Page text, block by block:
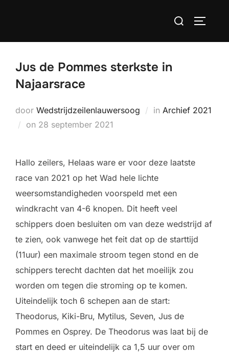
Zoek
Jus de Pommes sterkste in
Najaarsrace
door Wedstrijdzeilenlauwersoog in Archief 2021
on Geplaatst
28 september 2021
Hallo zeilers, Helaas ware er voor deze laatste
race van 2021 op het Wad hele lichte
weersomstandigheden voorspeld met een
windkracht van 4-6 knopen. Dit heeft veel
schippers doen besluiten om van deze wedstrijd af
te zien, ook vanwege het feit dat op de starttijd
(11uur) een maximale stroom tegen stond en de
schippers terecht dachten dat het moeilijk zou
worden om tegen die stroming op te komen.
Uiteindelijk toch 6 schepen aan de start:
Theodorus, Kiki-Bru, Mytilus, Seven, Jus de
Pommes en Osprey. De Theodorus was laat bij de
start en deed er uiteindelijk ca 1,5 uur over om